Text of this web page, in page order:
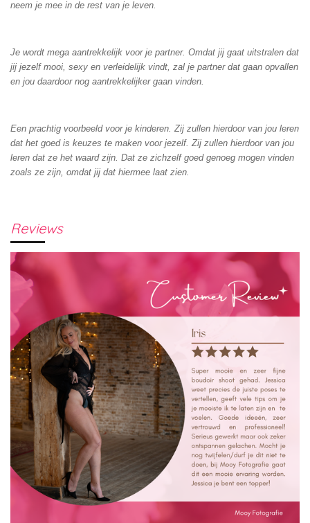
neem je mee in de rest van je leven.
Je wordt mega aantrekkelijk voor je partner. Omdat jij gaat uitstralen dat
jij jezelf mooi, sexy en verleidelijk vindt, zal je partner dat gaan opvallen
en jou daardoor nog aantrekkelijker gaan vinden.
Een prachtig voorbeeld voor je kinderen. Zij zullen hierdoor van jou leren
dat het goed is keuzes te maken voor jezelf. Zij zullen hierdoor van jou
leren dat ze het waard zijn. Dat ze zichzelf goed genoeg mogen vinden
zoals ze zijn, omdat jij dat hiermee laat zien.
Reviews